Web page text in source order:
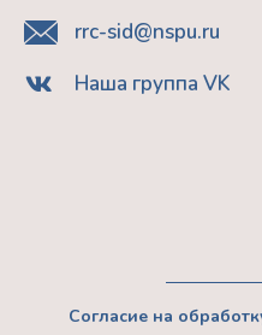
rrc-sid@nspu.ru
Наша группа VK
Согласие на